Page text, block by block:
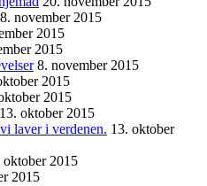
8. november 2015
2015
2015
8. november 2015
2015
2015
13. oktober 2015
laver i verdenen. 13. oktober
oktober 2015
2015